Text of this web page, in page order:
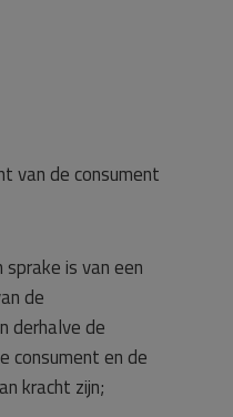
de consument
is van een
de
derhalve de
consument en de
kracht zijn;